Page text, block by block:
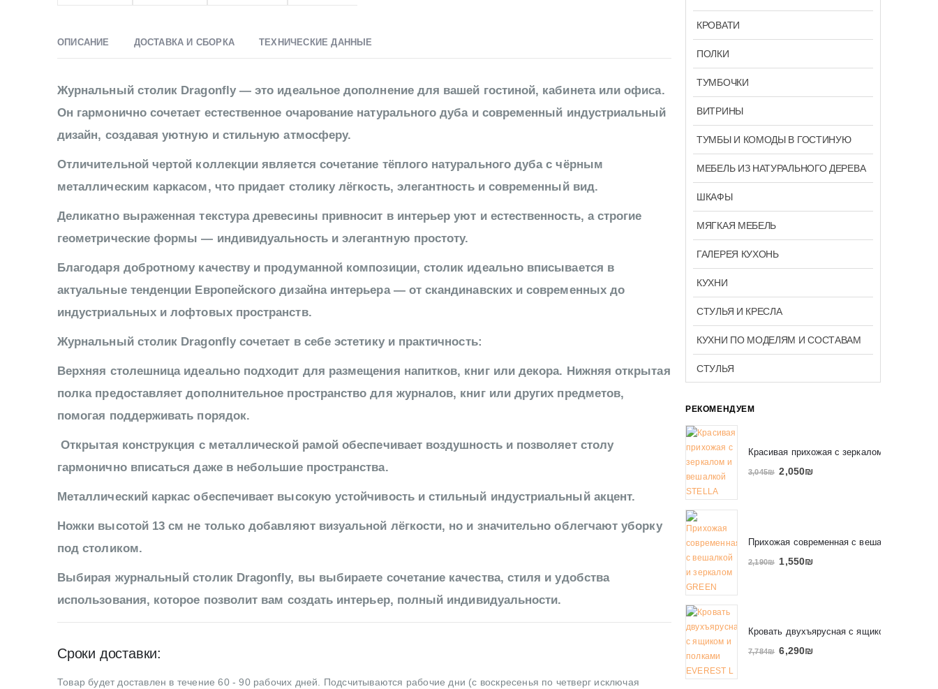
ОПИСАНИЕ ДОСТАВКА И СБОРКА ТЕХНИЧЕСКИЕ ДАННЫЕ
Журнальный столик Dragonfly — это идеальное дополнение для вашей гостиной, кабинета или офиса.
Он гармонично сочетает естественное очарование натурального дуба и современный индустриальный
дизайн, создавая уютную и стильную атмосферу.
Отличительной чертой коллекции является сочетание тёплого натурального дуба с чёрным
металлическим каркасом, что придает столику лёгкость, элегантность и современный вид.
Деликатно выраженная текстура древесины привносит в интерьер уют и естественность, а строгие
геометрические формы — индивидуальность и элегантную простоту.
Благодаря добротному качеству и продуманной композиции, столик идеально вписывается в
актуальные тенденции Европейского дизайна интерьера — от скандинавских и современных до
индустриальных и лофтовых пространств.
Журнальный столик Dragonfly сочетает в себе эстетику и практичность:
Верхняя столешница идеально подходит для размещения напитков, книг или декора. Нижняя открытая
полка предоставляет дополнительное пространство для журналов, книг или других предметов,
помогая поддерживать порядок.
Открытая конструкция с металлической рамой обеспечивает воздушность и позволяет столу
гармонично вписаться даже в небольшие пространства.
Металлический каркас обеспечивает высокую устойчивость и стильный индустриальный акцент.
Ножки высотой 13 см не только добавляют визуальной лёгкости, но и значительно облегчают уборку
под столиком.
Выбирая журнальный столик Dragonfly, вы выбираете сочетание качества, стиля и удобства
использования, которое позволит вам создать интерьер, полный индивидуальности.
Сроки доставки:
Товар будет доставлен в течение 60 - 90 рабочих дней. Подсчитываются рабочие дни (с воскресенья по четверг исключая
КРОВАТИ
ПОЛКИ
ТУМБОЧКИ
ВИТРИНЫ
ТУМБЫ И КОМОДЫ В ГОСТИНУЮ
МЕБЕЛЬ ИЗ НАТУРАЛЬНОГО ДЕРЕВА
ШКАФЫ
МЯГКАЯ МЕБЕЛЬ
ГАЛЕРЕЯ КУХОНЬ
КУХНИ
СТУЛЬЯ И КРЕСЛА
КУХНИ ПО МОДЕЛЯМ И СОСТАВАМ
СТУЛЬЯ
РЕКОМЕНДУЕМ
Красивая прихожая с зеркалом и вешалкой
3,045₪ 2,050₪
Прихожая современная с вешалкой и
2,190₪ 1,550₪
Кровать двухъярусная с ящиком и
7,784₪ 6,290₪